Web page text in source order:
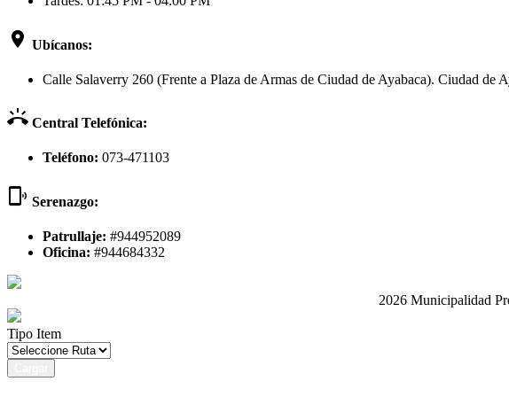
room Ubícanos:
Calle Salaverry 260 (Frente a Plaza de Armas de Ciudad de Ayabaca). Ciudad de
ring_volume Central Telefónica:
Teléfono: 073-471103
phonelink_ring Serenazgo:
Patrullaje: #944952089
Oficina: #944684332
2026 Municipalidad
Tipo Item